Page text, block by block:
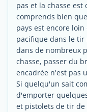
pas et la chasse
comprends bien
pays est encore
pacifique dans le tir
dans de nombreux
chasse, passer du
encadrée n'est pas
Si quelqu'un sait
d'emporter
et pistolets de tir